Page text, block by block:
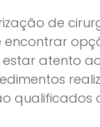
de
atento
qualificados